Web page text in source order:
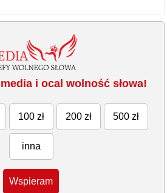
i ocal wolność słowa!
100 zł 200 zł 500 zł
inna
Wspieram